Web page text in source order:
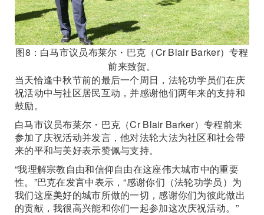
图8：白马市议员布莱尔・巴克（Cr Blair Barker）专程
前来致贺。
当天恰逢中秋节前的最后一个周日，法轮功学员们在庆
祝活动中与社区居民互动，并感谢他们两年来的支持和
鼓励。
白马市议员布莱尔・巴克（Cr Blair Barker）专程前来
参加了庆祝活动并发言，他对法轮大法为社区和社会带
来的平和与美好表示赞佩与支持。
“我理解宗教自由和信仰自由在这座伟大城市中的重要
性。”巴克在发言中表示，“感谢你们（法轮功学员）为
我们这座美好的城市所做的一切，感谢你们为彼此做出
的贡献，我很高兴能和你们一起参加这次庆祝活动。”